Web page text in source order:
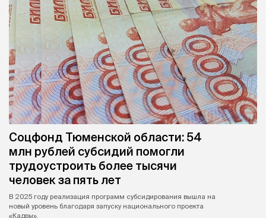
Соцфонд Тюменской области: 54
млн рублей субсидий помогли
трудоустроить более тысячи
человек за пять лет
В 2025 году реализация программ субсидирования вышла на
новый уровень благодаря запуску национального проекта
«Кадры».